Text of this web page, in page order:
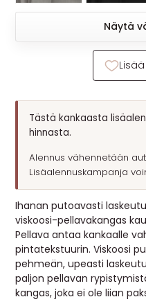
Tästä kankaasta
hinnasta.
Alennus vähennetään
Lisäalennuskampanja
Ihanan putoavasti
viskoosi-pellavakangas
Pellava antaa kankaalle
pintatekstuurin. Viskoosi
pehmeän, upeasti
paljon pellavan
kangas, joka ei ole liian
Näytä